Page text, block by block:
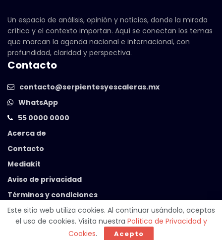
Un espacio de análisis, opinión y noticias, donde la mirada
crítica y el contexto importan. Aquí se conectan los temas
que marcan la agenda nacional e internacional, con
profundidad, claridad y perspectiva.
Contacto
contacto@serpientesyescaleras.mx
WhatsApp
55 0000 0000
Acerca de
Contacto
Mediakit
Aviso de privacidad
Términos y condiciones
© 2025 Serpientes y Escaleras. Powered by
Este sitio web utiliza cookies. Al continuar usándolo, aceptas
el uso de cookies. Visita nuestra Política de Privacidad y
Cookies. Acepto